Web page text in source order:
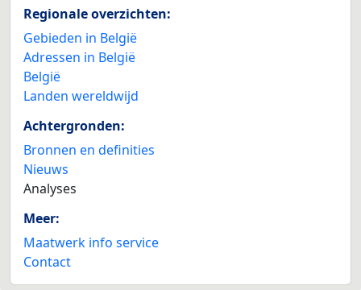
Regionale overzichten:
Gebieden in België
Adressen in België
België
Landen wereldwijd
Achtergronden:
Bronnen en definities
Nieuws
Analyses
Meer:
Maatwerk info service
Contact